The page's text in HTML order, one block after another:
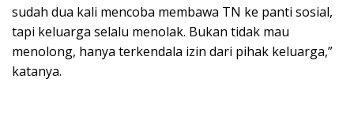
sudah dua kali mencoba membawa TN ke panti sosial,
tapi keluarga selalu menolak. Bukan tidak mau
menolong, hanya terkendala izin dari pihak keluarga,”
katanya.